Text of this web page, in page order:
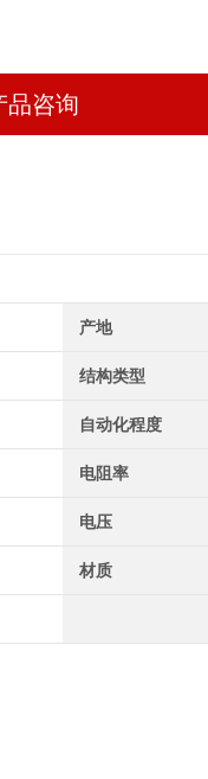
品咨询
产地
结构类型
自动化程度
电阻率
电压
材质